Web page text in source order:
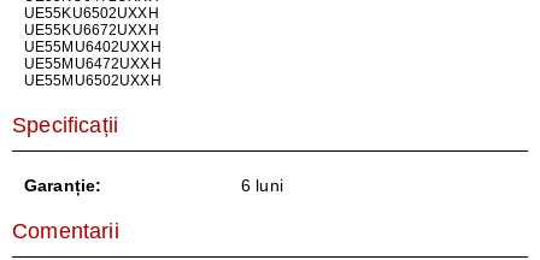
UE55KU6502UXXH
UE55KU6672UXXH
UE55MU6402UXXH
UE55MU6472UXXH
UE55MU6502UXXH
Specificații
Garanție: 6 luni
Comentarii